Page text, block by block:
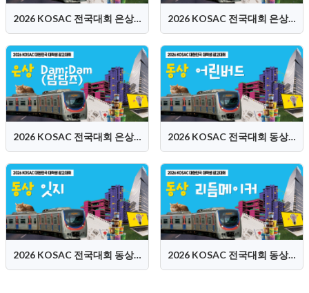
2026 KOSAC 전국대회 은상 (궤도키즈) 2026 KOSAC 전국대회 은상 (콘치즈)
2026 KOSAC 전국대회 은상 (Dam:Dam 담담즈) 2026 KOSAC 전국대회 동상 (어린버드)
2026 KOSAC 전국대회 동상 (잇지) 2026 KOSAC 전국대회 동상 (리듬메이커)